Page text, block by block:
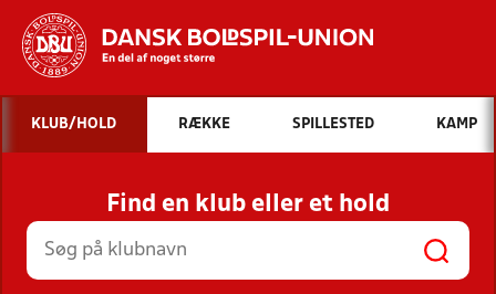
Hvad vil du søge efter?
INDHOLD OG NYHEDER
STILLINGER, RESULTATER, KLUBBER OG
HOLD
KLUB/HOLD RÆKKE SPILLESTED KAMP
Find en klub eller et hold